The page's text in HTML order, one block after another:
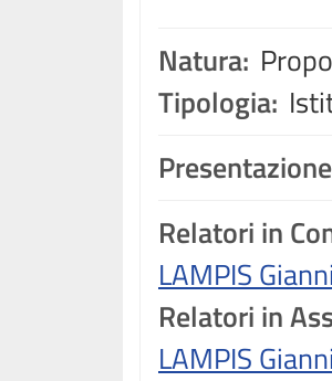
Natura:
Tipologia:
Relatori in
LAMPIS
Relatori in
LAMPIS